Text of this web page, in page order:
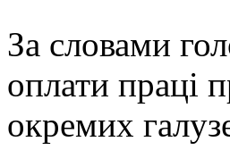
За словами
оплати праці
окремих